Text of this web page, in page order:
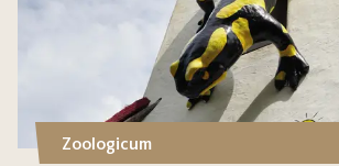
Zoologicum